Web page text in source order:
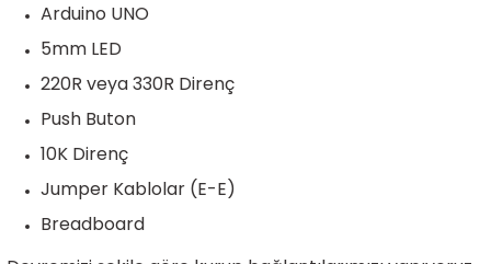
Sensörler
Arduino UNO
5mm LED
220R veya 330R Direnç
Push Buton
10K Direnç
Jumper Kablolar (E-E)
Breadboard